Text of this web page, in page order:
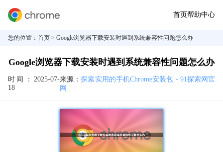
首页帮助中心
您的位置： 首页 > Google浏览器下载安装时遇到系统兼容性问题怎么办
Google浏览器下载安装时遇到系统兼容性问题怎么办
时间： 2025-07-
18
来源：探索实用的手机Chrome安装包 - 91探索网官
网